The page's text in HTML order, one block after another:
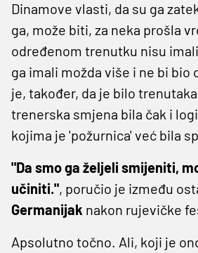
Dinamove vlasti, da su ga
ga, može biti, za neka prošla
određenom trenutku nisu
ga imali možda više i ne bi bio
je, također, da je bilo
trenerska smjena bila čak i
kojima je 'požurnica' već bila
"Da smo ga željeli smijeniti,
učiniti.", poručio je između
Germanijak nakon rujevičke
Apsolutno točno. Ali, koji je